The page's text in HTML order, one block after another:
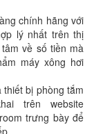
chính hãng với
lý nhất trên thị
về số tiền mà
máy xông hơi
bị phòng tắm
trên website
trưng bày để